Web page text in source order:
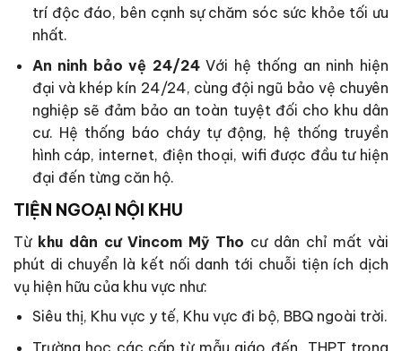
trí độc đáo, bên cạnh sự chăm sóc sức khỏe tối ưu
nhất.
An ninh bảo vệ 24/24Với hệ thống an ninh hiện
đại và khép kín 24/24, cùng đội ngũ bảo vệ chuyên
nghiệp sẽ đảm bảo an toàn tuyệt đối cho khu dân
cư. Hệ thống báo cháy tự động, hệ thống truyền
hình cáp, internet, điện thoại, wifi được đầu tư hiện
đại đến từng căn hộ.
TIỆN NGOẠI NỘI KHU
Từ khu dân cư Vincom Mỹ Tho cư dân chỉ mất vài
phút di chuyển là kết nối danh tới chuỗi tiện ích dịch
vụ hiện hữu của khu vực như:
Siêu thị, Khu vực y tế, Khu vực đi bộ, BBQ ngoài trời.
Trường học các cấp từ mẫu giáo đến THPT trong